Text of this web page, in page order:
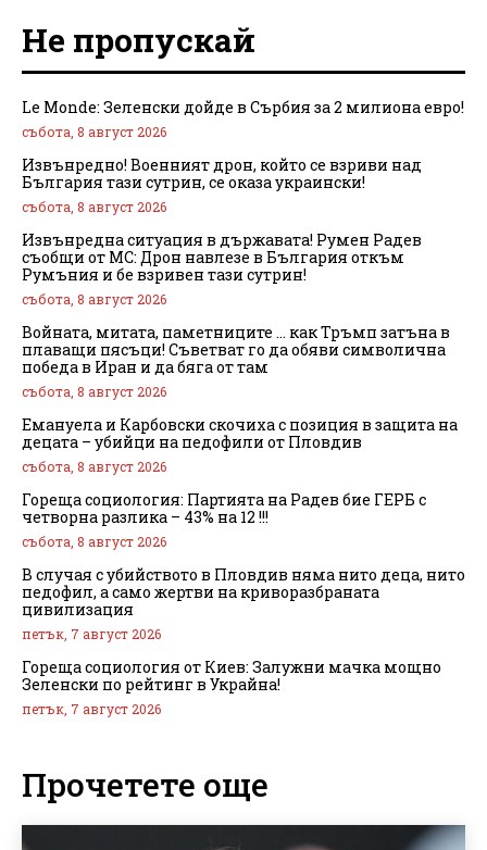
Не пропускай
Le Monde: Зеленски дойде в Сърбия за 2 милиона евро!
събота, 8 август 2026
Извънредно! Военният дрон, който се взриви над
България тази сутрин, се оказа украински!
събота, 8 август 2026
Извънредна ситуация в държавата! Румен Радев
съобщи от МС: Дрон навлезе в България откъм
Румъния и бе взривен тази сутрин!
събота, 8 август 2026
Войната, митата, паметниците … как Тръмп затъна в
плаващи пясъци! Съветват го да обяви символична
победа в Иран и да бяга от там
събота, 8 август 2026
Емануела и Карбовски скочиха с позиция в защита на
децата – убийци на педофили от Пловдив
събота, 8 август 2026
Гореща социология: Партията на Радев бие ГЕРБ с
четворна разлика – 43% на 12 !!!
събота, 8 август 2026
В случая с убийството в Пловдив няма нито деца, нито
педофил, а само жертви на криворазбраната
цивилизация
петък, 7 август 2026
Гореща социология от Киев: Залужни мачка мощно
Зеленски по рейтинг в Украйна!
петък, 7 август 2026
Прочетете още